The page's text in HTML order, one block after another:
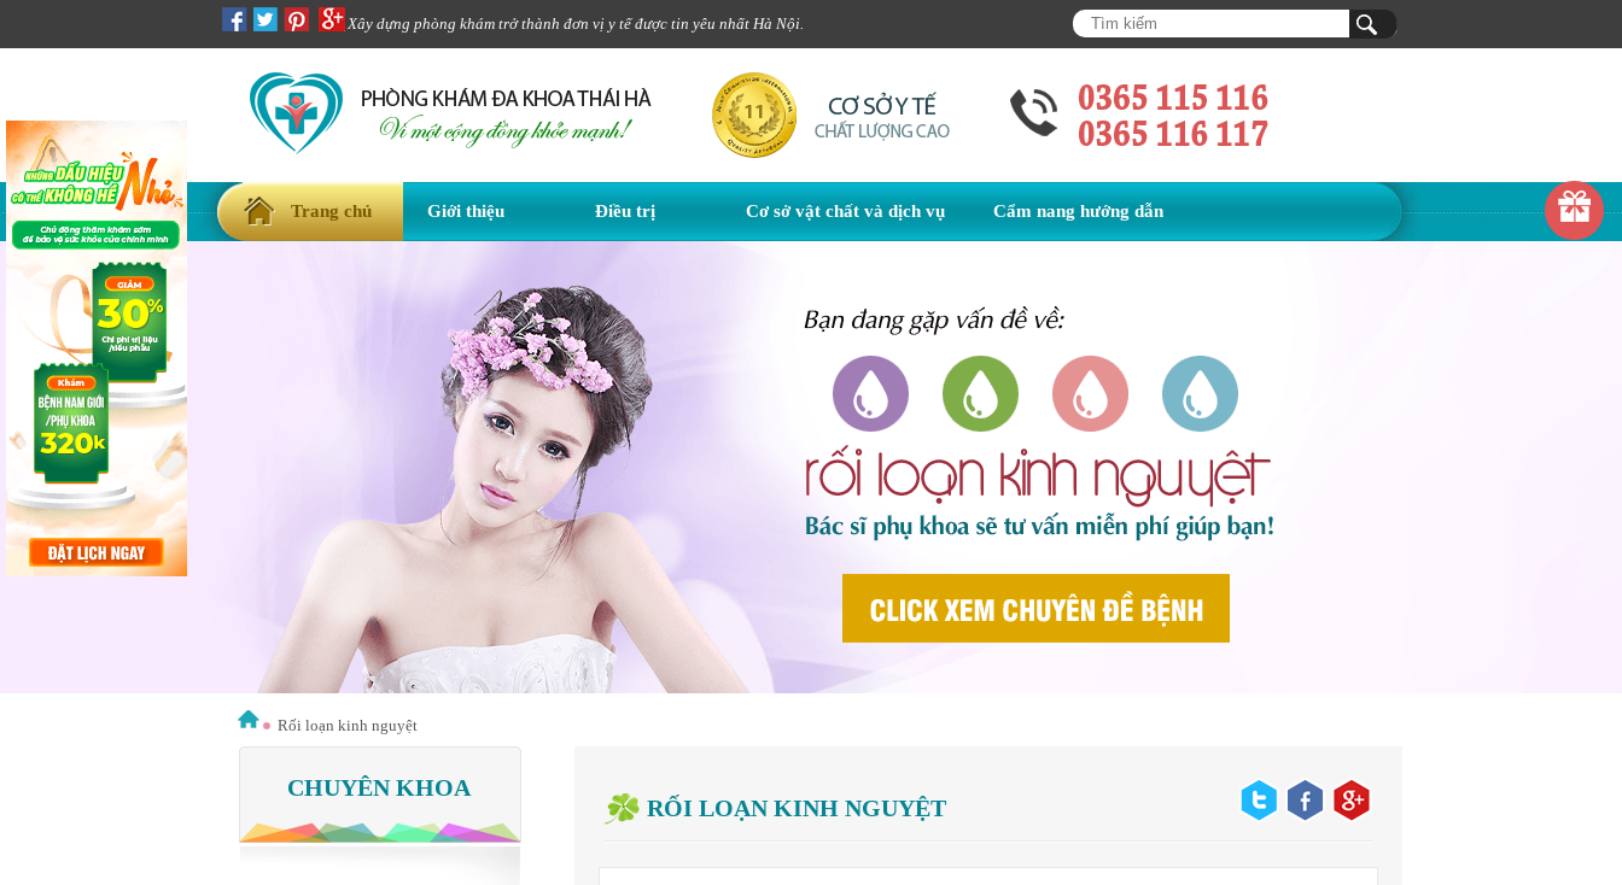
Xây dựng phòng khám trở thành đơn vị y tế được tin yêu nhất Hà Nội.
Trang chủ Giới thiệu Điều trị Cơ sở vật chất và dịch vụ Cẩm nang hướng dẫn
Rối loạn kinh nguyệt
CHUYÊN KHOA
RỐI LOẠN KINH NGUYỆT